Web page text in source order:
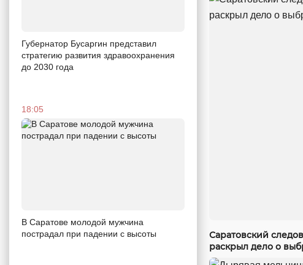
Губернатор Бусаргин представил
стратегию развития здравоохранения
до 2030 года
18:05
В Саратове молодой мужчина
пострадал при падении с высоты
Саратовский
раскрыл дело о